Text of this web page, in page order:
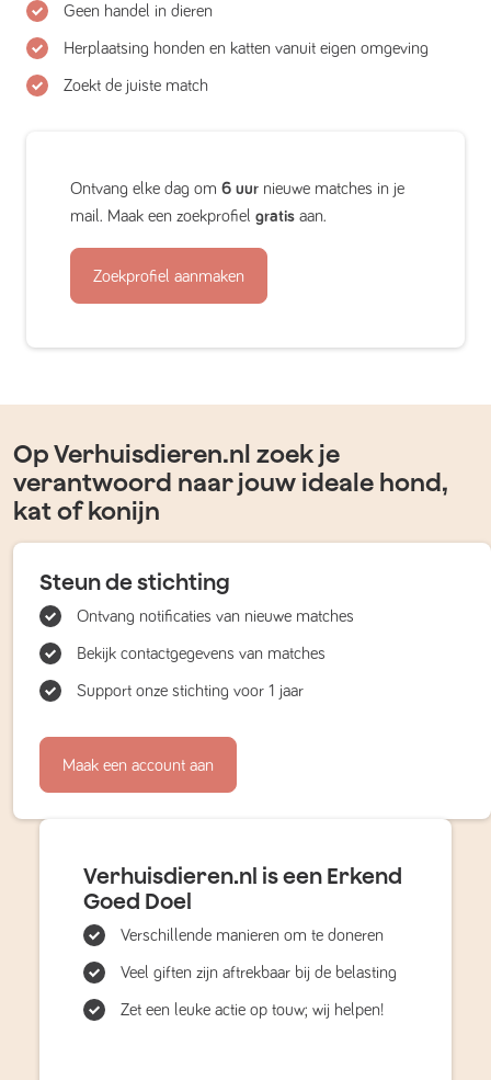
Geen handel in dieren
Herplaatsing honden en katten vanuit eigen omgeving
Zoekt de juiste match
Ontvang elke dag om 6 uur nieuwe matches in je
mail. Maak een zoekprofiel gratis aan.
Zoekprofiel aanmaken
Op Verhuisdieren.nl zoek je
verantwoord naar jouw ideale hond,
kat of konijn
Steun de stichting
Ontvang notificaties van nieuwe matches
Bekijk contactgegevens van matches
Support onze stichting voor 1 jaar
Maak een account aan
Verhuisdieren.nl is een Erkend
Goed Doel
Verschillende manieren om te doneren
Veel giften zijn aftrekbaar bij de belasting
Zet een leuke actie op touw; wij helpen!